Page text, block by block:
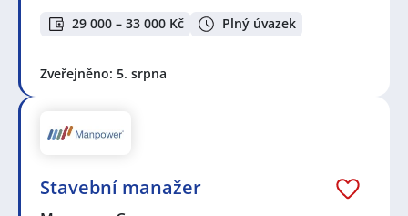
29 000 – 33 000 Kč Plný úvazek
Zveřejněno: 5. srpna
Stavební manažer